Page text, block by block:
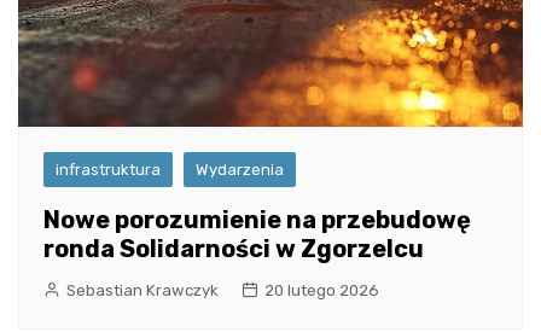
infrastruktura Wydarzenia
Nowe porozumienie na przebudowę
ronda Solidarności w Zgorzelcu
Sebastian Krawczyk 20 lutego 2026